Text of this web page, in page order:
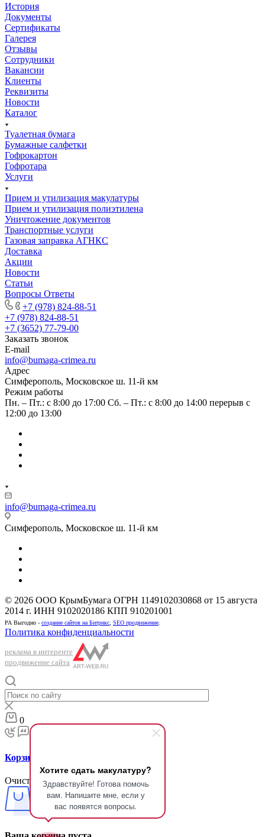
Хотите сдать макулатуру?
Здравствуйте! Готова помочь
вам. Напишите мне, если у
вас появятся вопросы.
История
Документы
Сертификаты
Галерея
Отзывы
Сотрудники
Вакансии
Клиенты
Реквизиты
Новости
Каталог
Туалетная бумага
Бумажные салфетки
Гофрокартон
Гофротара
Услуги
Прием и утилизация макулатуры
Прием и утилизация полиэтилена
Уничтожение документов
Транспортные услуги
Газовая заправка АГНКС
Доставка
Акции
Новости
Статьи
Вопросы Ответы
+7 (978) 824-88-51
+7 (978) 824-88-51
+7 (3652) 77-79-00
Заказать звонок
E-mail
info@bumaga-crimea.ru
Адрес
Симферополь, Московское ш. 11-й км
Режим работы
Пн. – Пт.: с 8:00 до 17:00 Сб. – Пт.: с 8:00 до 14:00 перерыв с
12:00 до 13:00
info@bumaga-crimea.ru
Симферополь, Московское ш. 11-й км
© 2026 ООО КрымБумага ОГРН 1149102030868 от 15 августа
2014 г. ИНН 9102020186 КПП 910201001
РА Выгодно - создание сайтов на Битрикс SEO продвижение
Политика конфиденциальности
реклама в интеренте
продвижение сайта
0
Корзина
Очистить корзину